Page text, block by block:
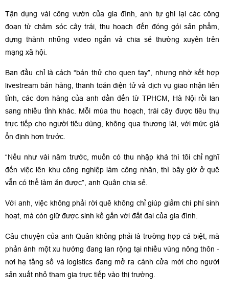
Tận dụng vài công vườn của gia đình, anh tự ghi lại các công
đoạn từ chăm sóc cây trái, thu hoạch đến đóng gói sản phẩm,
dựng thành những video ngắn và chia sẻ thường xuyên trên
mạng xã hội.
Ban đầu chỉ là cách “bán thử cho quen tay”, nhưng nhờ kết hợp
livestream bán hàng, thanh toán điện tử và dịch vụ giao nhận liên
tỉnh, các đơn hàng của anh dần đến từ TPHCM, Hà Nội rồi lan
sang nhiều tỉnh khác. Mỗi mùa thu hoạch, trái cây được tiêu thụ
trực tiếp cho người tiêu dùng, không qua thương lái, với mức giá
ổn định hơn trước.
“Nếu như vài năm trước, muốn có thu nhập khá thì tôi chỉ nghĩ
đến việc lên khu công nghiệp làm công nhân, thì bây giờ ở quê
vẫn có thể làm ăn được”, anh Quân chia sẻ.
Với anh, việc không phải rời quê không chỉ giúp giảm chi phí sinh
hoạt, mà còn giữ được sinh kế gắn với đất đai của gia đình.
Câu chuyện của anh Quân không phải là trường hợp cá biệt, mà
phản ánh một xu hướng đang lan rộng tại nhiều vùng nông thôn -
nơi hạ tầng số và logistics đang mở ra cánh cửa mới cho người
sản xuất nhỏ tham gia trực tiếp vào thị trường.